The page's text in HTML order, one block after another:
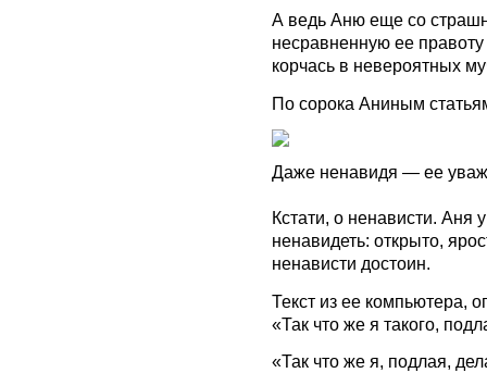
А ведь Аню еще со
несравненную ее
корчась в невероятных
По сорока Аниным
Даже ненавидя — ее
Кстати, о ненависти. Аня
ненавидеть: открыто,
ненависти достоин.
Текст из ее компьютера,
«Так что же я такого,
«Так что же я, подлая,